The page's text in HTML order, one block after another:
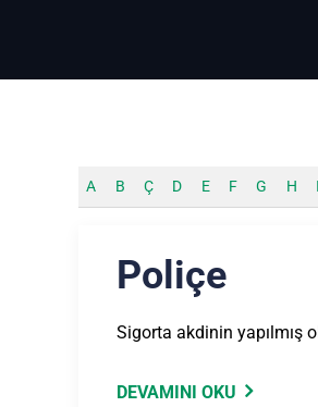
A B Ç D E F G H I
Poliçe
Sigorta akdinin yapılmış
DEVAMINI OKU